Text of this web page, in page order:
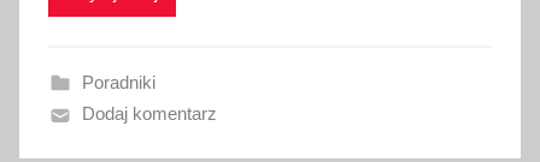
a
n
Poradniki
Dodaj komentarz